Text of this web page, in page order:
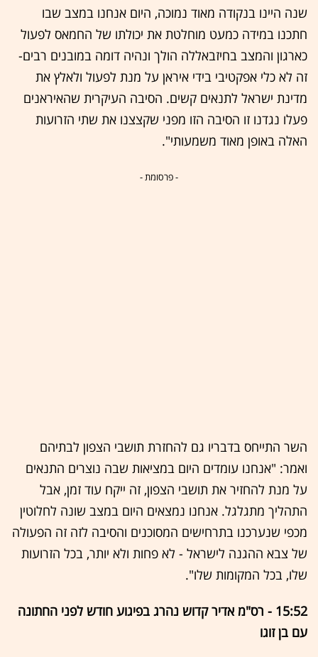
שנה היינו בנקודה מאוד נמוכה, היום אנחנו במצב שבו
חתכנו במידה כמעט מוחלטת את יכולתו של החמאס לפעול
כארגון והמצב בחיזבאללה הולך ונהיה דומה במובנים רבים-
זה לא כלי אפקטיבי בידי איראן על מנת לפעול ולאלץ את
מדינת ישראל לתנאים קשים. הסיבה העיקרית שהאיראנים
פעלו נגדנו זו הסיבה הזו מפני שקצצנו את שתי הזרועות
האלה באופן מאוד משמעותי".
- פרסומת -
השר התייחס בדבריו גם להחזרת תושבי הצפון לבתיהם
ואמר: "אנחנו עומדים היום במציאות שבה נוצרים התנאים
על מנת להחזיר את תושבי הצפון, זה ייקח עוד זמן, אבל
התהליך מתגלגל. אנחנו נמצאים היום במצב שונה לחלוטין
מכפי שנערכנו בתרחישים המסוכנים והסיבה לזה זה הפעולה
של צבא ההגנה לישראל - לא פחות ולא יותר, בכל הזרועות
שלו, בכל המקומות שלו".
15:52 - רס"מ אדיר קדוש נהרג בפיגוע חודש לפני החתונה
עם בן זוגו